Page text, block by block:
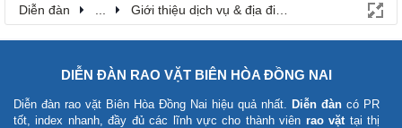
Diễn đàn Giới thiệu dịch vụ & địa điểm
DIỄN ĐÀN RAO VẶT BIÊN HÒA ĐỒNG NAI
Diễn đàn rao vặt Biên Hòa Đồng Nai hiệu quả nhất. Diễn đàn có PR
tốt, index nhanh, đầy đủ các lĩnh vực cho thành viên rao vặt tại thị